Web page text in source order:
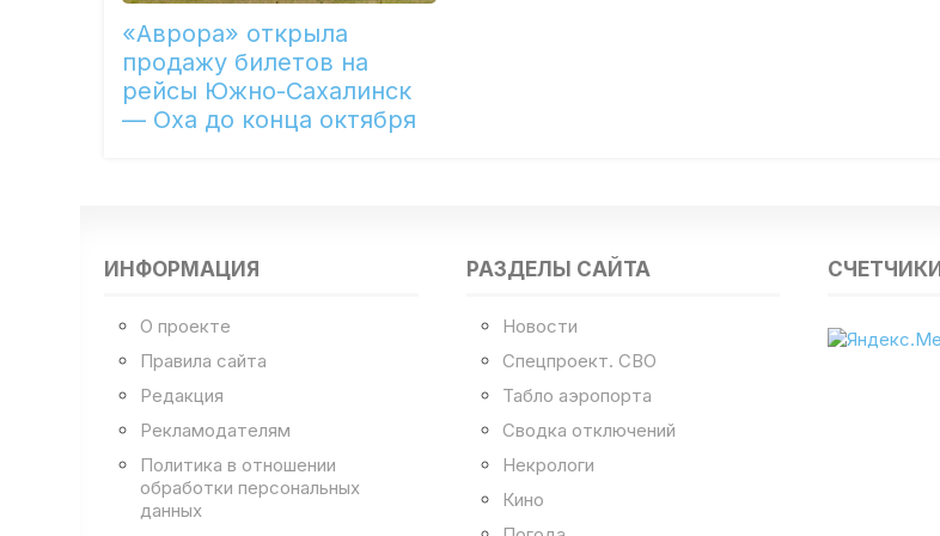
«Аврора» открыла
продажу билетов на
рейсы Южно-Сахалинск
— Оха до конца октября
ИНФОРМАЦИЯ
О проекте
Правила сайта
Редакция
Рекламодателям
Политика в отношении
обработки персональных
данных
РАЗДЕЛЫ САЙТА
Новости
Спецпроект. СВО
Табло аэропорта
Сводка отключений
Некрологи
Кино
СЧЕТЧИКИ